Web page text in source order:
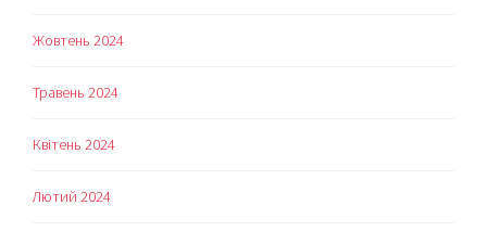
Жовтень 2024
Травень 2024
Квітень 2024
Лютий 2024